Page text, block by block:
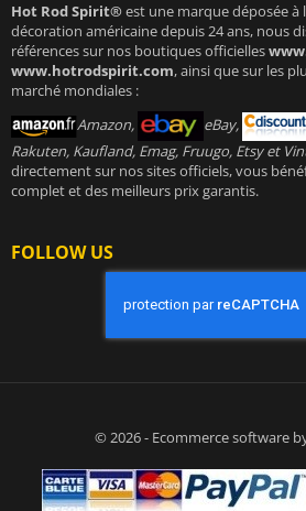
Hot Rod Spirit®est une marque déposée à
décoration américaine depuis 24 ans, nous
références sur nos boutiques officielles
www.hotrodspirit.com, ainsi que sur les
marché mondiales :
Amazon,
eBay,
Rakuten, Kaufland, Emag, Fruugo, Etsy et
directement sur nos sites officiels, vous
complet et des meilleurs prix garantis.
FOLLOW US
© 2026 - Ecommerce software